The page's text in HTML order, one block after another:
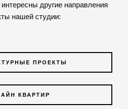
другие направления
нашей студии:
ПРОЕКТЫ
КВАРТИР